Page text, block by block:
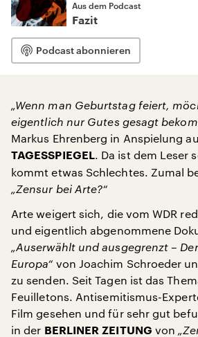
Aus dem Podcast
Fazit
Podcast abonnieren
„Wenn man Geburtstag feiert,
eigentlich nur Gutes gesagt
Markus Ehrenberg in Anspielung
TAGESSPIEGEL. Da ist dem Leser
kommt etwas Schlechtes. Zumal
„Zensur bei Arte?“
Arte weigert sich, die vom WDR
und eigentlich abgenommene
„Auserwählt und ausgegrenzt –
Europa“ von Joachim Schroeder
zu senden. Seit Tagen ist das
Feuilletons. Antisemitismus-
Film gesehen und für sehr gut
in der BERLINER ZEITUNG von